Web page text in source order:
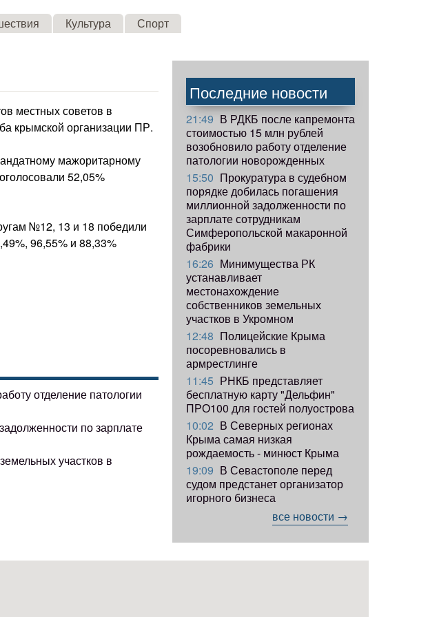
Культура Спорт
местных советов в
крымской организации ПР.
мажоритарному
52,05%
№12, 13 и 18 победили
96,55% и 88,33%
отделение патологии
по зарплате
участков в
Последние новости
21:49 В РДКБ после капремонта
стоимостью 15 млн рублей
возобновило работу отделение
патологии новорожденных
15:50 Прокуратура в судебном
порядке добилась погашения
миллионной задолженности по
зарплате сотрудникам
Симферопольской макаронной
фабрики
16:26 Минимущества РК
устанавливает
местонахождение
собственников земельных
участков в Укромном
12:48 Полицейские Крыма
посоревновались в
армрестлинге
11:45 РНКБ представляет
бесплатную карту "Дельфин"
ПРО100 для гостей полуострова
10:02 В Северных регионах
Крыма самая низкая
рождаемость - минюст Крыма
19:09 В Севастополе перед
судом предстанет организатор
игорного бизнеса
все новости →